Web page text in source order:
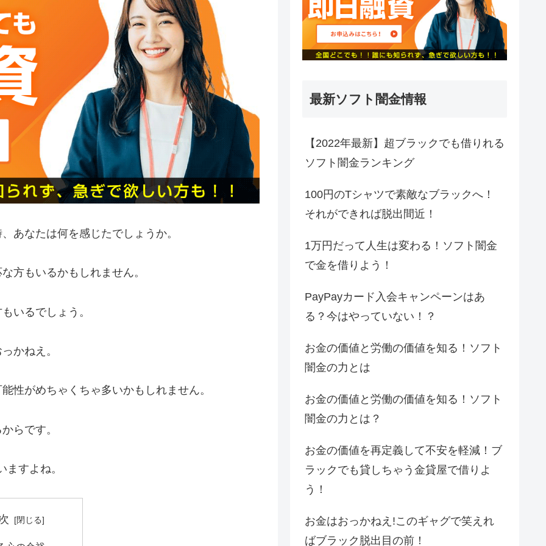
あなたは何を感じたでしょうか。
方もいるかもしれません。
いるでしょう。
かねえ。
性がめちゃくちゃ多いかもしれません。
らです。
すよね。
最新ソフト闇金情報
【2022年最新】超ブラックでも借りれる
ソフト闇金ランキング
100円のTシャツで素敵なブラックへ！
それができれば脱出間近！
1万円だって人生は変わる！ソフト闇金
で金を借りよう！
PayPayカード入会キャンペーンはあ
る？今はやっていない！？
お金の価値と労働の価値を知る！ソフト
闇金の力とは
お金の価値と労働の価値を知る！ソフト
闇金の力とは？
お金の価値を再定義して不安を軽減！ブ
ラックでも貸しちゃう金貸屋で借りよ
う！
お金はおっかねえ!このギャグで笑えれ
ばブラック脱出目の前！